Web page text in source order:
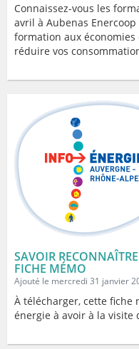
Connaissez-vous les
avril à Aubenas
formation aux
réduire vos
SAVOIR
FICHE MÉMO
Ajouté le mercredi 31 janvier
À télécharger, cette fiche
énergie à avoir à la